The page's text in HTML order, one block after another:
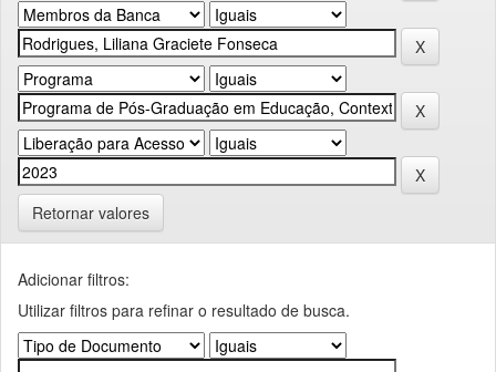
Retornar valores
Adicionar filtros:
Utilizar filtros para refinar o resultado de busca.